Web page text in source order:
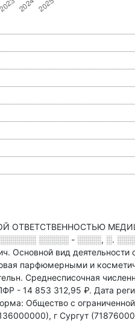
░░░░░ - ░░░░, ░.
Основной вид деятельности
парфюмерными и
. Среднесписочная
- 14 853 312,95 ₽. Дата
Общество с
г Сургут